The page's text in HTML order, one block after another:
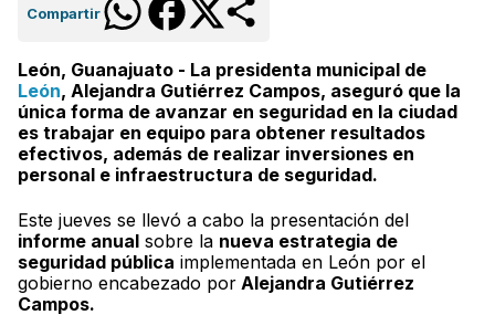
Compartir
León, Guanajuato - La presidenta municipal de
León, Alejandra Gutiérrez Campos, aseguró que la
única forma de avanzar en seguridad en la ciudad
es trabajar en equipo para obtener resultados
efectivos, además de realizar inversiones en
personal e infraestructura de seguridad.
Este jueves se llevó a cabo la presentación del
informe anual sobre la nueva estrategia de
seguridad pública implementada en León por el
gobierno encabezado por Alejandra Gutiérrez
Campos.